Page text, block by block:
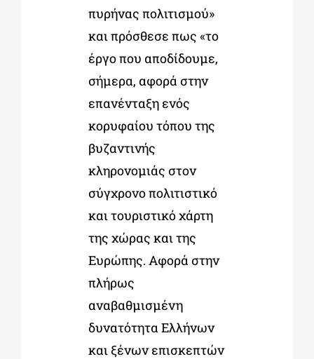
πυρήνας πολιτισμού»
και πρόσθεσε πως «το
έργο που αποδίδουμε,
σήμερα, αφορά στην
επανένταξη ενός
κορυφαίου τόπου της
βυζαντινής
κληρονομιάς στον
σύγχρονο πολιτιστικό
και τουριστικό χάρτη
της χώρας και της
Ευρώπης. Αφορά στην
πλήρως
αναβαθμισμένη
δυνατότητα Ελλήνων
και ξένων επισκεπτών